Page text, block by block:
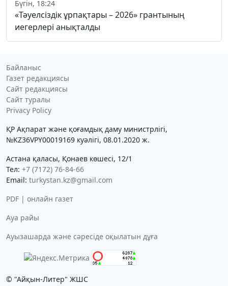
Бүгін, 18:24
«Тәуелсіздік ұрпақтары – 2026» грантының
иегерлері анықталды
Байланыс
Газет редакциясы
Сайт редакциясы
Сайт туралы
Privacy Policy
ҚР Ақпарат және қоғамдық даму министрлігі,
№KZ36VPY00019169 куәлігі, 08.01.2020 ж.
Астана қаласы, Қонаев көшесі, 12/1
Тел: +7 (7172) 76-84-66
Email: turkystan.kz@gmail.com
PDF | онлайн газет
Ауа райы
Ауызашарда және сәресіде оқылатын дұға
© "Айқын-Литер" ЖШС